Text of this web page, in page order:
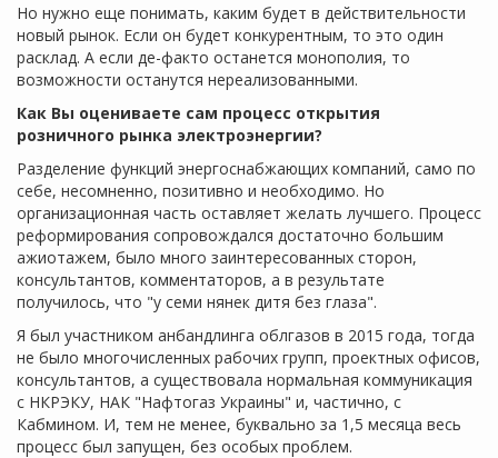
Но нужно еще понимать, каким будет в действительности
новый рынок. Если он будет конкурентным, то это один
расклад. А если де-факто останется монополия, то
возможности останутся нереализованными.
Как Вы оцениваете сам процесс открытия
розничного рынка электроэнергии?
Разделение функций энергоснабжающих компаний, само по
себе, несомненно, позитивно и необходимо. Но
организационная часть оставляет желать лучшего. Процесс
реформирования сопровождался достаточно большим
ажиотажем, было много заинтересованных сторон,
консультантов, комментаторов, а в результате
получилось, что "у семи нянек дитя без глаза".
Я был участником анбандлинга облгазов в 2015 года, тогда
не было многочисленных рабочих групп, проектных офисов,
консультантов, а существовала нормальная коммуникация
с НКРЭКУ, НАК "Нафтогаз Украины" и, частично, с
Кабмином. И, тем не менее, буквально за 1,5 месяца весь
процесс был запущен, без особых проблем.